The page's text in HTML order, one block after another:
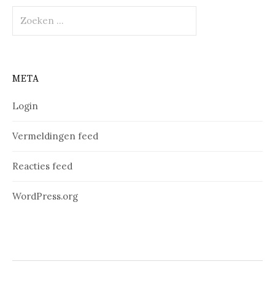
naar:
META
Login
Vermeldingen feed
Reacties feed
WordPress.org